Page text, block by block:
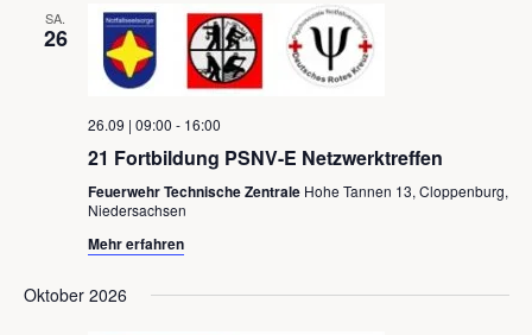
SA.
26
26.09 | 09:00 - 16:00
21 Fortbildung PSNV-E Netzwerktreffen
Feuerwehr Technische Zentrale Hohe Tannen 13, Cloppenburg,
Niedersachsen
Mehr erfahren
Oktober 2026